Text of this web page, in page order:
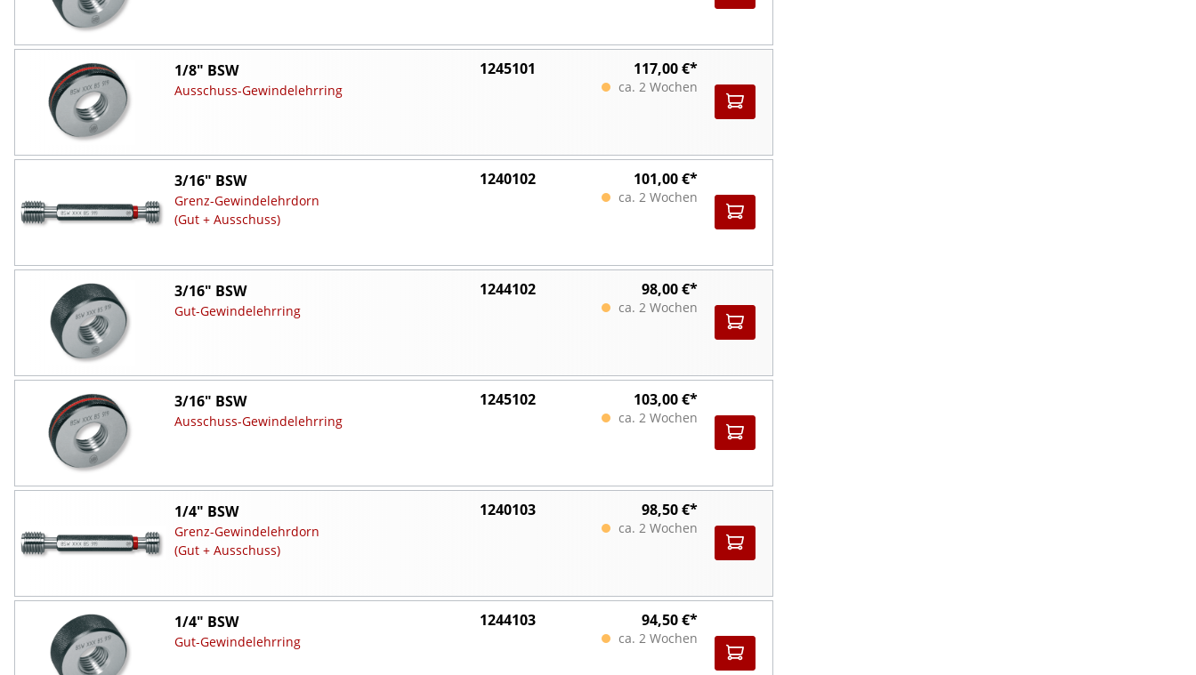
1/8" BSW
Ausschuss-Gewindelehrring
1245101 117,00 €*
ca. 2 Wochen
3/16" BSW
Grenz-Gewindelehrdorn
(Gut + Ausschuss)
1240102 101,00 €*
ca. 2 Wochen
3/16" BSW
Gut-Gewindelehrring
1244102 98,00 €*
ca. 2 Wochen
3/16" BSW
Ausschuss-Gewindelehrring
1245102 103,00 €*
ca. 2 Wochen
1/4" BSW
Grenz-Gewindelehrdorn
(Gut + Ausschuss)
1240103 98,50 €*
ca. 2 Wochen
1/4" BSW
Gut-Gewindelehrring
1244103 94,50 €*
ca. 2 Wochen